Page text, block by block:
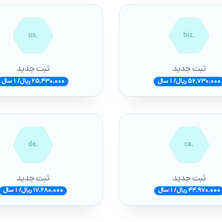
.biz
ثبت جدید
56,730,000 ریال/ 1 سال
.us
ثبت جدید
25,430,000 ریال/ 1 سال
.ca
ثبت جدید
44,970,000 ریال/ 1 سال
.de
ثبت جدید
17,280,000 ریال/ 1 سال